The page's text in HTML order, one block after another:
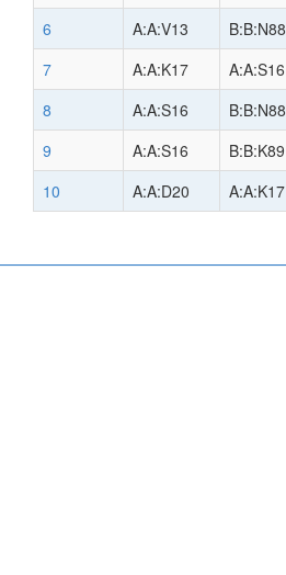
6
A:A:V13 B:B:N88
7
A:A:K17 A:A:S16
8
A:A:S16 B:B:N88
9
A:A:S16 B:B:K89
10
A:A:D20 A:A:K17